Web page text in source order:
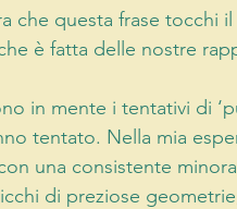
che questa frase tocchi
è fatta delle nostre
in mente i tentativi di
tentato. Nella mia
una consistente
di preziose